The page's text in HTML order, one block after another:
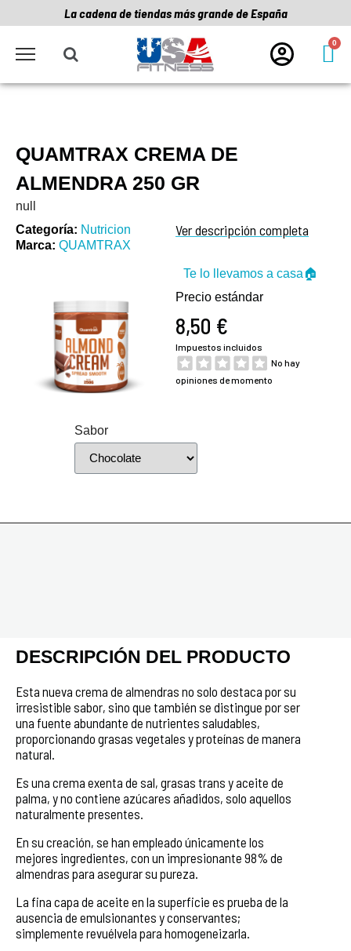
La cadena de tiendas más grande de España
QUAMTRAX CREMA DE
ALMENDRA 250 GR
null
Categoría
Nutricion
Marca QUAMTRAX
Ver descripción completa
Te lo llevamos a casa🏠
Precio estándar
8,50 €
Impuestos incluidos
No hay
opiniones de momento
Sabor
DESCRIPCIÓN DEL PRODUCTO
Esta nueva crema de almendras no solo destaca por su
irresistible sabor, sino que también se distingue por ser
una fuente abundante de nutrientes saludables,
proporcionando grasas vegetales y proteínas de manera
natural.
Es una crema exenta de sal, grasas trans y aceite de
palma, y no contiene azúcares añadidos, solo aquellos
naturalmente presentes.
En su creación, se han empleado únicamente los
mejores ingredientes, con un impresionante 98% de
almendras para asegurar su pureza.
La fina capa de aceite en la superficie es prueba de la
ausencia de emulsionantes y conservantes;
simplemente revuélvela para homogeneizarla.